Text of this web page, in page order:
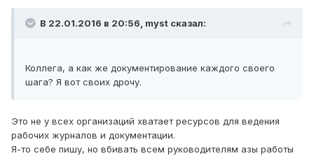
В 22.01.2016 в 20:56, myst сказал:
Коллега, а как же документирование каждого своего
шага? Я вот своих дрочу.
Это не у всех организаций хватает ресурсов для ведения
рабочих журналов и документации.
Я-то себе пишу, но вбивать всем руководителям азы работы